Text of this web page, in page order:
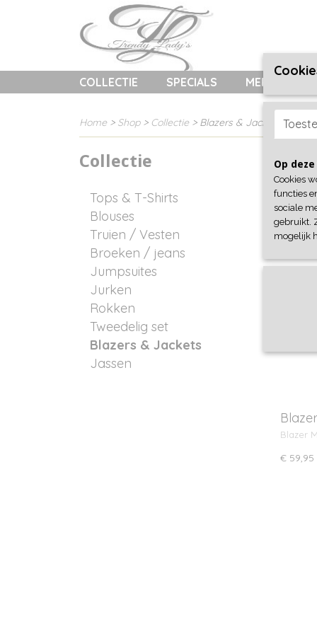
COLLECTIE SPECIALS MERKEN
Home > Shop> Collectie > Blazers & Jackets
Collectie
Tops & T-Shirts
Blouses
Truien / Vesten
Broeken / jeans
Jumpsuites
Jurken
Rokken
Tweedelig set
Blazers & Jackets
Jassen
Blazer
€ 59,95
Op
Cookies
functies
sociale
gebruikt.
mogelijk